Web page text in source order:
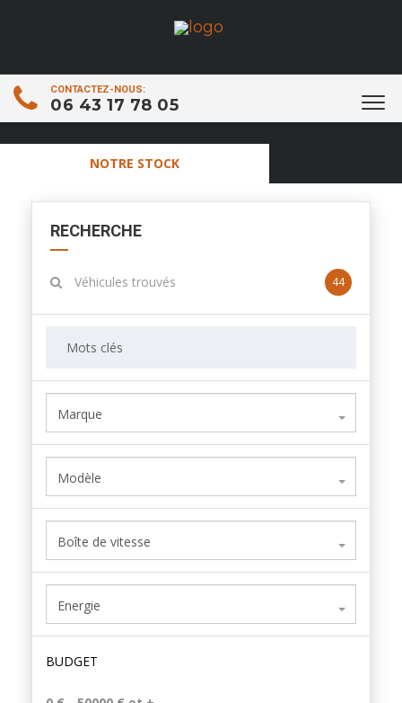
CONTACTEZ-NOUS:
06 43 17 78 05
NOTRE STOCK
RECHERCHE
Véhicules trouvés 44
Marque
Modèle
Boîte de vitesse
Energie
BUDGET